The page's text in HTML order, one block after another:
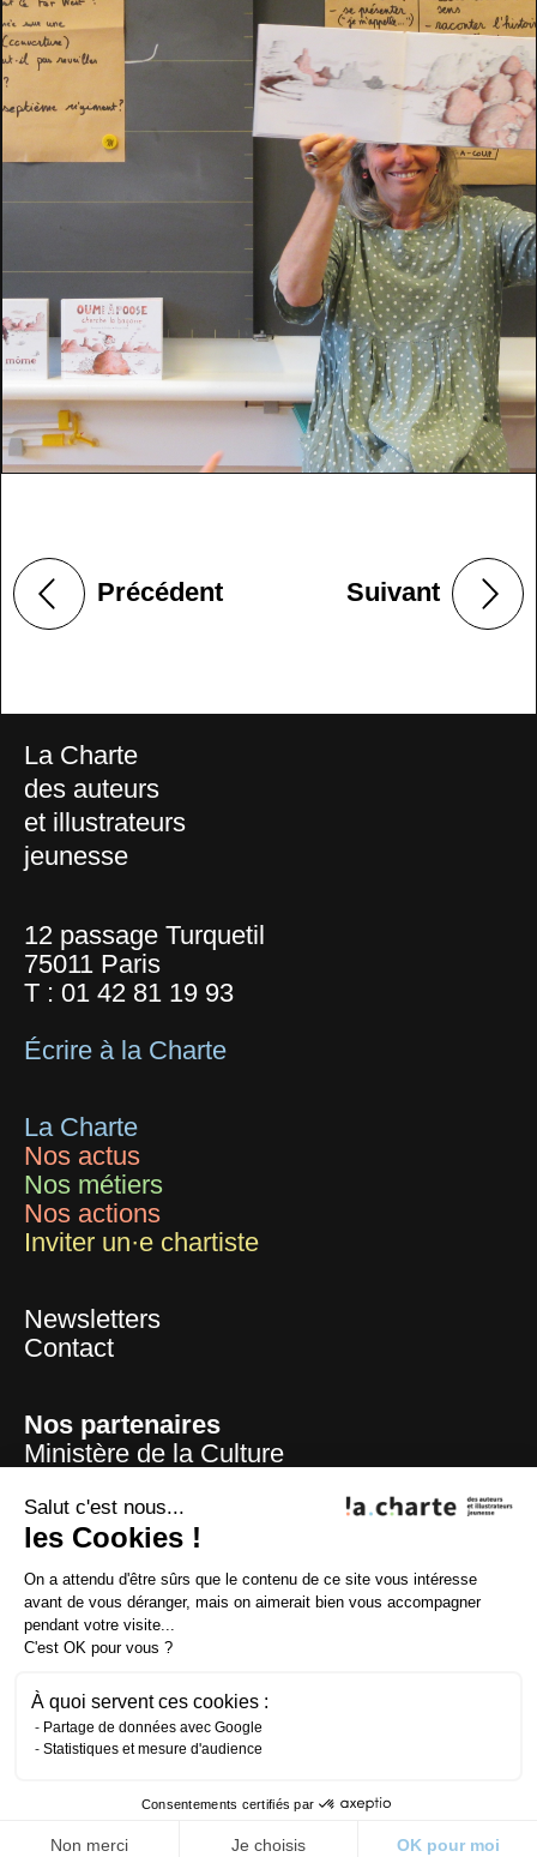
Précédent Suivant
La Charte
des auteurs
et illustrateurs
jeunesse
12 passage Turquetil
75011 Paris
T : 01 42 81 19 93
Écrire à la Charte
La Charte
Nos actus
Nos métiers
Nos actions
Inviter un·e chartiste
Newsletters
Contact
Nos partenaires
Ministère de la Culture
Centre national du livre
La Sofia
La SAIF
CFC
Lire et faire lire
Crédits
Burlat agence
Salut c'est nous...
les Cookies !
On a attendu d'être sûrs que le contenu de ce site vous intéresse
avant de vous déranger, mais on aimerait bien vous accompagner
pendant votre visite...
C'est OK pour vous ?
À quoi servent ces cookies :
Partage de données avec Google
Statistiques et mesure d'audience
Consentements certifiés par
Non merci Je choisis OK pour moi